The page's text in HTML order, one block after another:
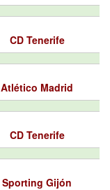
CD Tenerife
Atlético Madrid
CD Tenerife
Sporting Gijón